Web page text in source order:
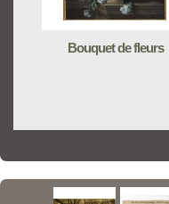
Bouquet de fleurs